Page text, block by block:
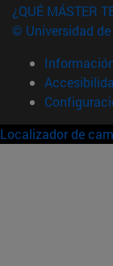
¿QUÉ MÁSTER
© Universidad de
Localizador de